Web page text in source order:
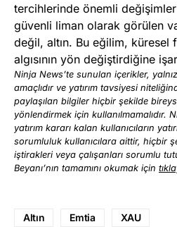
tercihlerinde önemli değişimler
güvenli liman olarak görülen
değil, altın. Bu eğilim, küresel
algısının yön değiştirdiğine
Ninja News’te sunulan içerikler,
amaçlıdır ve yatırım tavsiyesi
paylaşılan bilgiler hiçbir şekilde
yönlendirmek için kullanılmamalıdır.
yatırım kararı kalan kullanıcıların
sorumluluk kullanıcılara aittir, hiçbir
iştirakleri veya çalışanları sorumlu
Beyanı’nın tamamını okumak için
Altın Emtia XAU